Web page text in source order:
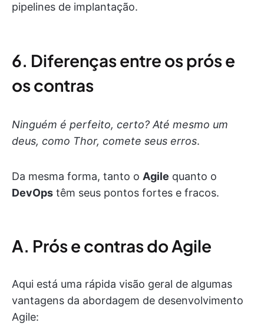
pipelines de implantação.
6. Diferenças entre os prós e
os contras
Ninguém é perfeito, certo? Até mesmo um
deus, como Thor, comete seus erros.
Da mesma forma, tanto o Agile quanto o
DevOps têm seus pontos fortes e fracos.
A. Prós e contras do Agile
Aqui está uma rápida visão geral de algumas
vantagens da abordagem de desenvolvimento
Agile: